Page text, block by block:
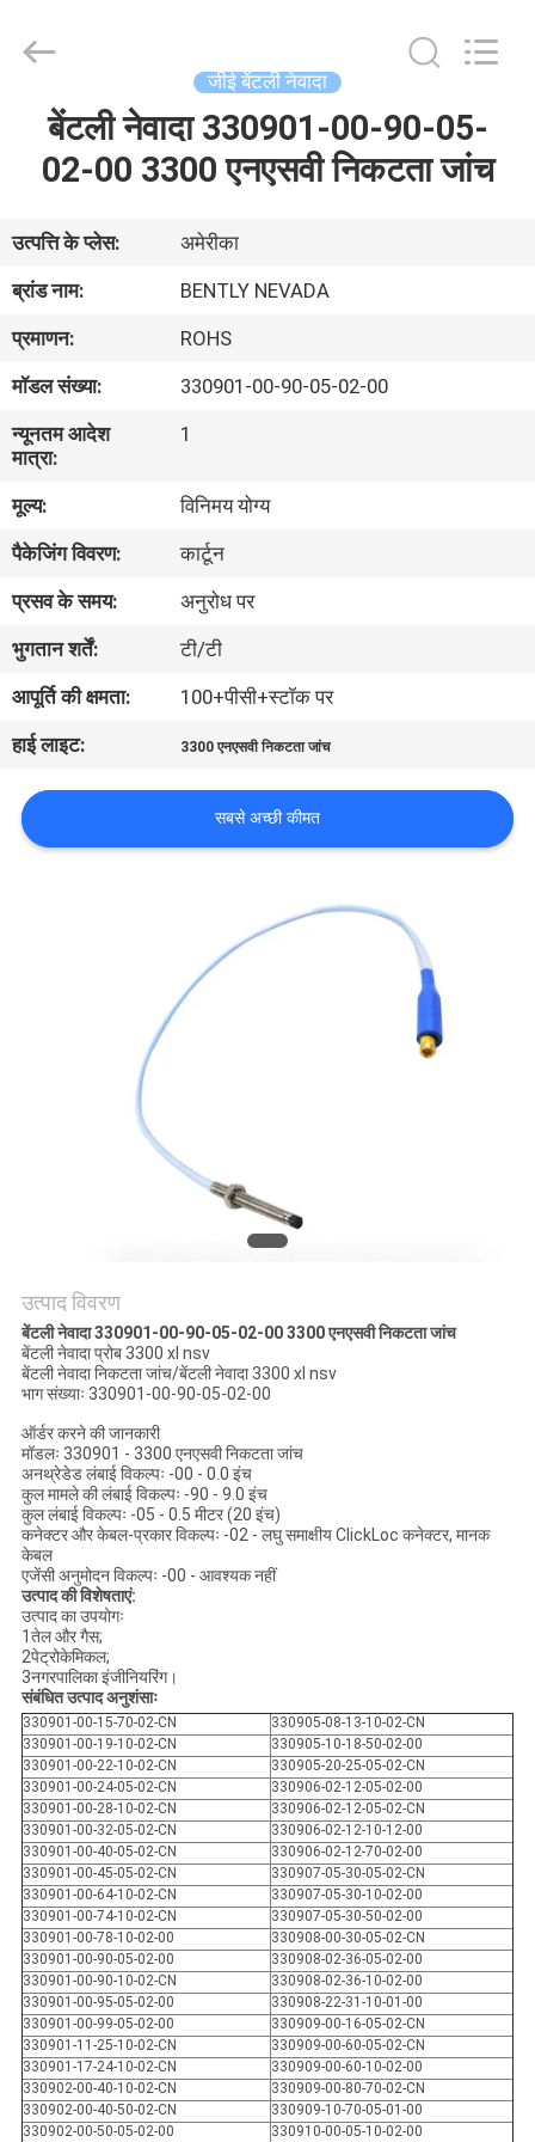
हमारे
बारे
फैक्टरी
गुणवत्ता
नियंत्रण
हमसे
संपर्क
करें
समाचार
Reserved.
जीई बेंटली नेवादा
बेंटली नेवादा 330901-00-90-05-
02-00 3300 एनएसवी निकटता जांच
उत्पत्ति के प्लेस:
अमेरीका
ब्रांड नाम:
BENTLY NEVADA
प्रमाणन:
ROHS
मॉडल संख्या:
330901-00-90-05-02-00
न्यूनतम आदेश
मात्रा:
1
मूल्य:
विनिमय योग्य
पैकेजिंग विवरण:
कार्टून
प्रसव के समय:
अनुरोध पर
भुगतान शर्तें:
टी/टी
आपूर्ति की क्षमता:
100+पीसी+स्टॉक पर
हाई लाइट:
3300 एनएसवी निकटता जांच
सबसे अच्छी कीमत
उत्पाद विवरण
बेंटली नेवादा 330901-00-90-05-02-00 3300 एनएसवी निकटता जांच
बेंटली नेवादा प्रोब 3300 xl nsv
बेंटली नेवादा निकटता जांच/बेंटली नेवादा 3300 xl nsv
भाग संख्याः 330901-00-90-05-02-00
ऑर्डर करने की जानकारी
मॉडलः 330901 - 3300 एनएसवी निकटता जांच
अनथ्रेडेड लंबाई विकल्पः -00 - 0.0 इंच
कुल मामले की लंबाई विकल्पः -90 - 9.0 इंच
कुल लंबाई विकल्पः -05 - 0.5 मीटर (20 इंच)
कनेक्टर और केबल-प्रकार विकल्पः -02 - लघु समाक्षीय ClickLoc कनेक्टर, मानक
केबल
एजेंसी अनुमोदन विकल्पः -00 - आवश्यक नहीं
उत्पाद की विशेषताएं:
उत्पाद का उपयोगः
1तेल और गैस;
2पेट्रोकेमिकल;
3नगरपालिका इंजीनियरिंग।
संबंधित उत्पाद अनुशंसाः
330901-00-15-70-02-CN
330905-08-13-10-02-CN
330901-00-19-10-02-CN
330905-10-18-50-02-00
330901-00-22-10-02-CN
330905-20-25-05-02-CN
330901-00-24-05-02-CN
330906-02-12-05-02-00
330901-00-28-10-02-CN
330906-02-12-05-02-CN
330901-00-32-05-02-CN
330906-02-12-10-12-00
330901-00-40-05-02-CN
330906-02-12-70-02-00
330901-00-45-05-02-CN
330907-05-30-05-02-CN
330901-00-64-10-02-CN
330907-05-30-10-02-00
330901-00-74-10-02-CN
330907-05-30-50-02-00
330901-00-78-10-02-00
330908-00-30-05-02-CN
330901-00-90-05-02-00
330908-02-36-05-02-00
330901-00-90-10-02-CN
330908-02-36-10-02-00
330901-00-95-05-02-00
330908-22-31-10-01-00
330901-00-99-05-02-00
330909-00-16-05-02-CN
330901-11-25-10-02-CN
330909-00-60-05-02-CN
330901-17-24-10-02-CN
330909-00-60-10-02-00
330902-00-40-10-02-CN
330909-00-80-70-02-CN
330902-00-40-50-02-CN
330909-10-70-05-01-00
330902-00-50-05-02-00
330910-00-05-10-02-00